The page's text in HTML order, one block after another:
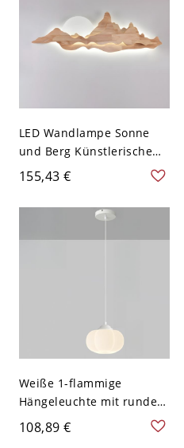
LED Wandlampe Sonne
und Berg Künstlerische
Holz Wohnzimmer
Hintergrund Wandlicht -
110V-120V Holz 80,01 cm
155,43 €
Weiße 1-flammige
Hängeleuchte mit rundem
Baldachin, Holzdetail und
Kunststoffschirm für
108,89 €